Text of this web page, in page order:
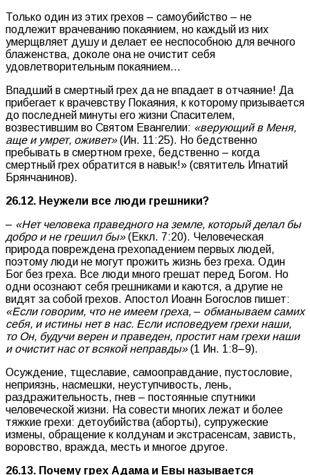
Только один из этих грехов – самоубийство – не
подлежит врачеванию покаянием, но каждый из них
умерщвляет душу и делает ее неспособною для вечного
блаженства, доколе она не очистит себя
удовлетворительным покаянием…
Впадший в смертный грех да не впадает в отчаяние! Да
прибегает к врачевству Покаяния, к которому призывается
до последней минуты его жизни Спасителем,
возвестившим во Святом Евангелии: «верующий в Меня,
аще и умрет, оживет»(Ин. 11:25). Но бедственно
пребывать в смертном грехе, бедственно – когда
смертный грех обратится в навык!» (святитель Игнатий
Брянчанинов).
26.12. Неужели все люди грешники?
– «Нет человека праведного на земле, который делал бы
добро и не грешил бы»(Еккл. 7:20). Человеческая
природа повреждена грехопадением первых людей,
поэтому люди не могут прожить жизнь без греха. Один
Бог без греха. Все люди много грешат перед Богом. Но
одни осознают себя грешниками и каются, а другие не
видят за собой грехов. Апостол Иоанн Богослов пишет:
«Если говорим, что не имеем греха, – обманываем самих
себя, и истины нет в нас. Если исповедуем грехи наши,
то Он, будучи верен и праведен, простит нам грехи наши
и очистит нас от всякой неправды»(1 Ин. 1:8–9).
Осуждение, тщеславие, самооправдание, пустословие,
неприязнь, насмешки, неуступчивость, лень,
раздражительность, гнев – постоянные спутники
человеческой жизни. На совести многих лежат и более
тяжкие грехи: детоубийства (аборты), супружеские
измены, обращение к колдунам и экстрасенсам, зависть,
воровство, вражда, месть и многое другое.
26.13. Почему грех Адама и Евы называется